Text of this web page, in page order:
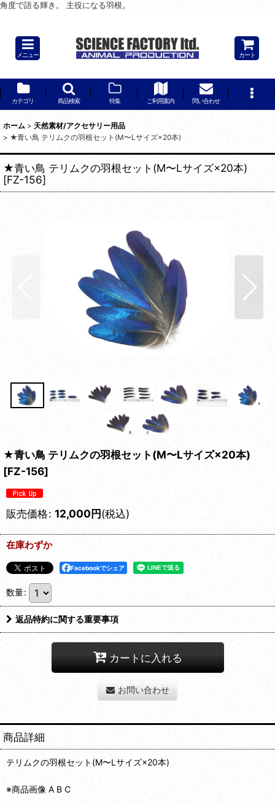
角度で語る輝き。 主役になる羽根。
メニュー カート
カテゴリ 商品検索 特集 ご利用案内 問い合わせ
ホーム > 天然素材/アクセサリー用品
> ★青い鳥 テリムクの羽根セット(M〜Lサイズ×20本)
★青い鳥 テリムクの羽根セット(M〜Lサイズ×20本)
[FZ-156]
★青い鳥 テリムクの羽根セット(M〜Lサイズ×20本)
[FZ-156]
販売価格: 12,000円(税込)
在庫わずか
Facebookでシェア
数量:
返品特約に関する重要事項
カートに入れる
お問い合わせ
商品詳細
テリムクの羽根セット(M〜Lサイズ×20本)
※商品画像 A B C